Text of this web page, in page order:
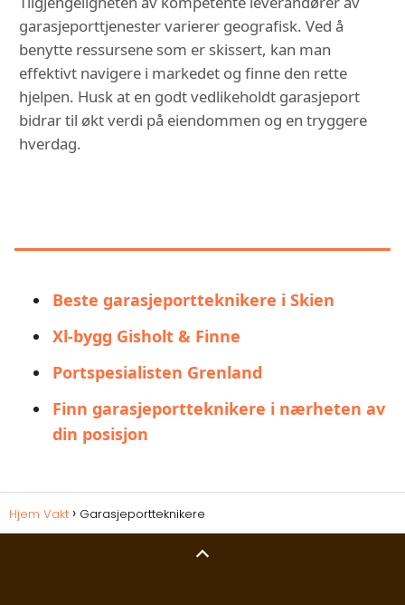
garasjeporttjenester varierer geografisk. Ved å
benytte ressursene som er skissert, kan man
effektivt navigere i markedet og finne den rette
hjelpen. Husk at en godt vedlikeholdt garasjeport
bidrar til økt verdi på eiendommen og en tryggere
hverdag.
Beste garasjeportteknikere i Skien
Xl-bygg Gisholt & Finne
Portspesialisten Grenland
Finn garasjeportteknikere i nærheten av
din posisjon
Hjem Vakt Garasjeportteknikere